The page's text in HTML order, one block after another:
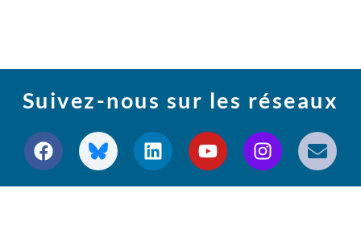
Suivez-nous sur les réseaux